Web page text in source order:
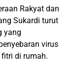
Rakyat dan
Sukardi turut
yang
virus
di rumah.